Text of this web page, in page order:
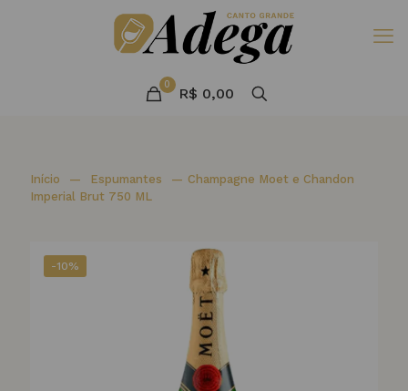
0
R$ 0,00
Início — Espumantes — Champagne Moet e Chandon
Imperial Brut 750 ML
-10%